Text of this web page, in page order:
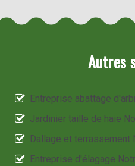
Autres
Entreprise abattage
Jardinier taille de haie
Dallage et terrassement
Entreprise d'élagage